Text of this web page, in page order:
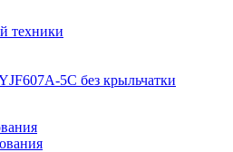
техники
5C без крыльчатки